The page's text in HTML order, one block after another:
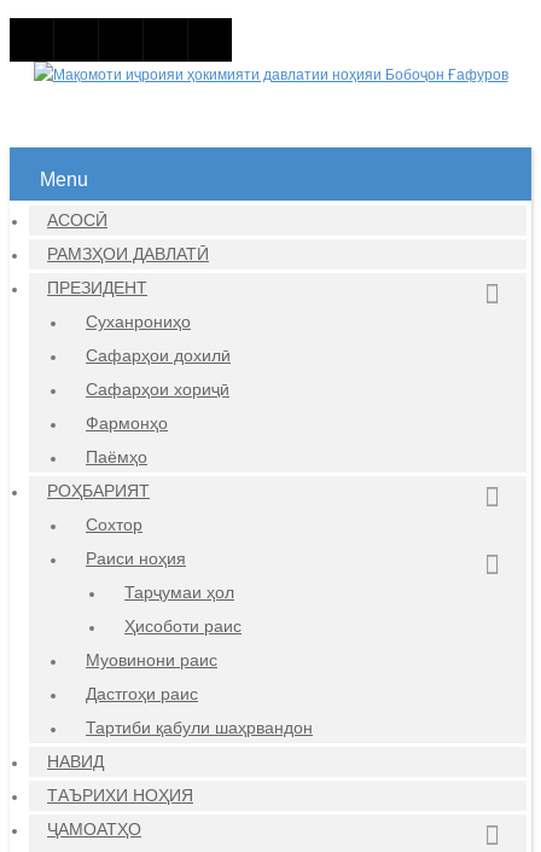
Menu
АСОСӢ
РАМЗҲОИ ДАВЛАТӢ
ПРЕЗИДЕНТ
Суханрониҳо
Сафарҳои дохилӣ
Сафарҳои хориҷӣ
Фармонҳо
Паёмҳо
РОҲБАРИЯТ
Сохтор
Раиси ноҳия
Тарҷумаи ҳол
Ҳисоботи раис
Муовинони раис
Дастгоҳи раис
Тартиби қабули шаҳрвандон
НАВИД
ТАЪРИХИ НОҲИЯ
ҶАМОАТҲО